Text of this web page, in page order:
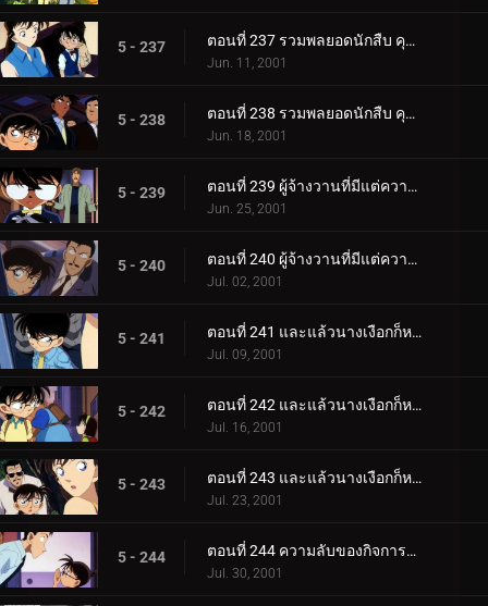
5 - 237 ตอนที่ 237 รวมพลยอดนักสืบ คุโด้ ชินอิจิ ปะทะ จอมโจรคิด (ตอนพิเศษ ตอนที่ 3) ยอดนักสืบจิ๋วโคนัน เดอะซ_.
Jun. 11, 2001
5 - 238 ตอนที่ 238 รวมพลยอดนักสืบ คุโด้ ชินอิจิ ปะทะ จอมโจรคิด (ตอนพิเศษ ตอนจบ) ยอดนักสืบจิ๋วโคนัน เดอะซีร.
Jun. 18, 2001
5 - 239 ตอนที่ 239 ผู้จ้างวานที่มีแต่ความเท็จ (ตอนแรก)
Jun. 25, 2001
5 - 240 ตอนที่ 240 ผู้จ้างวานที่มีแต่ความเท็จ (ตอนจบ)
Jul. 02, 2001
5 - 241 ตอนที่ 241 และแล้วนางเงือกก็หายไป (ภาคคดี)
Jul. 09, 2001
5 - 242 ตอนที่ 242 และแล้วนางเงือกก็หายไป (ภาคสันนิษฐาน)
Jul. 16, 2001
5 - 243 ตอนที่ 243 และแล้วนางเงือกก็หายไป (ภาคไขปริศนา)
Jul. 23, 2001
5 - 244 ตอนที่ 244 ความลับของกิจการที่รุ่งเรือง
Jul. 30, 2001